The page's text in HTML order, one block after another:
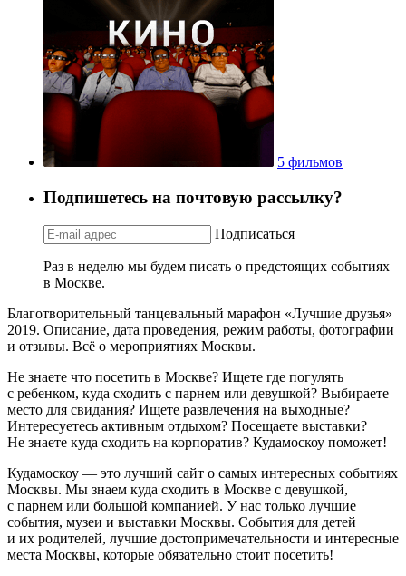
5 фильмов
Подпишетесь на почтовую рассылку?
Подписаться
Раз в неделю мы будем писать о предстоящих событиях
в Москве.
Благотворительный танцевальный марафон «Лучшие друзья»
2019. Описание, дата проведения, режим работы, фотографии
и отзывы. Всё о мероприятиях Москвы.
Не знаете что посетить в Москве? Ищете где погулять
с ребенком, куда сходить с парнем или девушкой? Выбираете
место для свидания? Ищете развлечения на выходные?
Интересуетесь активным отдыхом? Посещаете выставки?
Не знаете куда сходить на корпоратив? Кудамоскоу поможет!
Кудамоскоу — это лучший сайт о самых интересных событиях
Москвы. Мы знаем куда сходить в Москве с девушкой,
с парнем или большой компанией. У нас только лучшие
события, музеи и выставки Москвы. События для детей
и их родителей, лучшие достопримечательности и интересные
места Москвы, которые обязательно стоит посетить!